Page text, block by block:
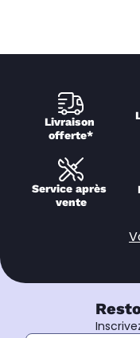
Livraison
offerte*
Service après
vente